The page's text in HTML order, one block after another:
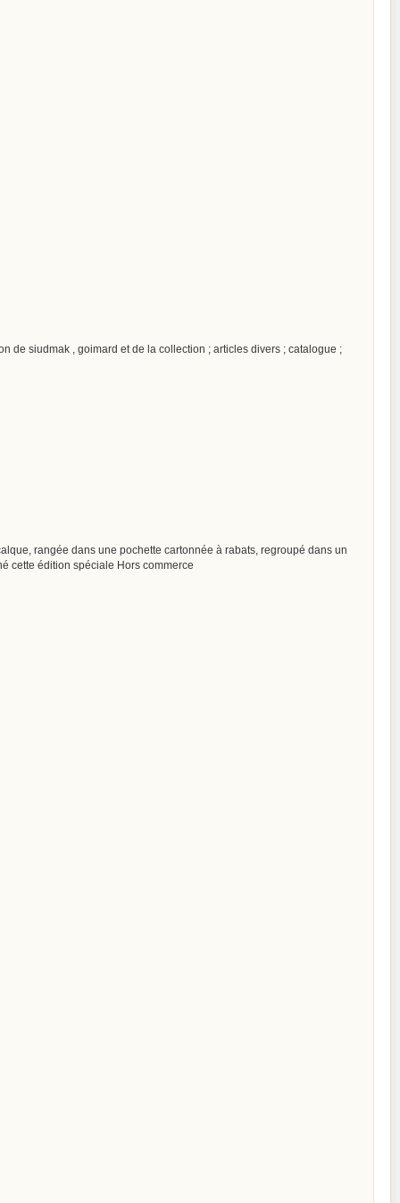
de siudmak , goimard et de la collection ; articles divers ; catalogue ;
rangée dans une pochette cartonnée à rabats, regroupé dans un
cette édition spéciale Hors commerce